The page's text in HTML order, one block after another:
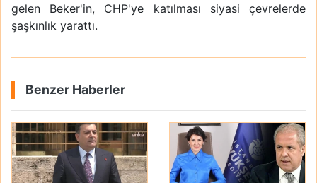
gelen Beker'in, CHP'ye katılması siyasi çevrelerde
şaşkınlık yarattı.
Benzer Haberler